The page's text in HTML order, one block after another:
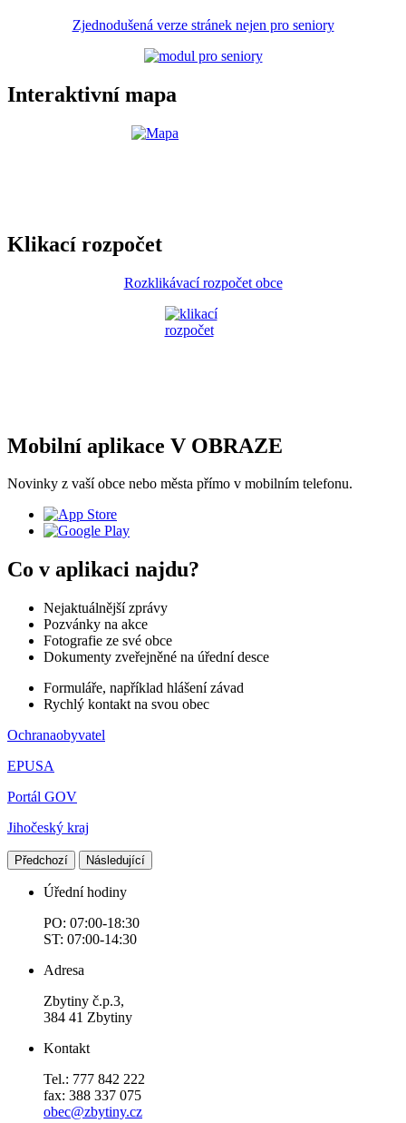
Zjednodušená verze stránek nejen pro seniory
Interaktivní mapa
Klikací rozpočet
Rozklikávací rozpočet obce
Mobilní aplikace V OBRAZE
Novinky z vaší obce nebo města přímo v mobilním telefonu.
Co v aplikaci najdu?
Nejaktuálnější zprávy
Pozvánky na akce
Fotografie ze své obce
Dokumenty zveřejněné na úřední desce
Formuláře, například hlášení závad
Rychlý kontakt na svou obec
Ochranaobyvatel
EPUSA
Portál GOV
Jihočeský kraj
Předchozí Následující
Úřední hodiny
PO: 07:00-18:30
ST: 07:00-14:30
Adresa
Zbytiny č.p.3,
384 41 Zbytiny
Kontakt
Tel.: 777 842 222
fax: 388 337 075
obec@zbytiny.cz